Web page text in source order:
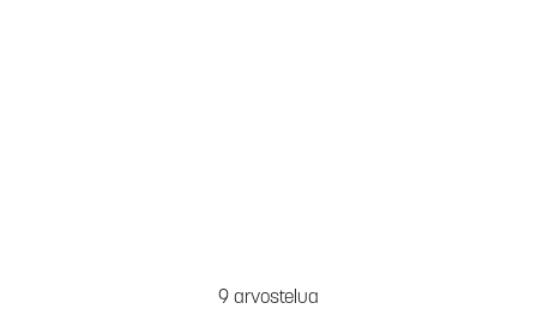
9 arvostelua